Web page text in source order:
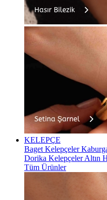
KELEPÇE
Baget Kelepçeler
Dorika KelepçelerAltın
Tüm Ürünler